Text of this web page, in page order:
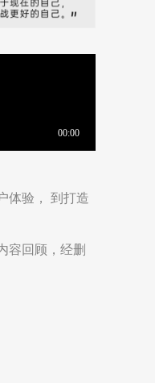
体验， 到打造
容回顾，经删